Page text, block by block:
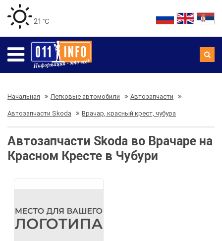
21 ℃
Начальная Легковые автомобили Автозапчасти
Автозапчасти Skoda Врачар, красный крест, чубура
Автозапчасти Skoda во Врачаре на
Красном Кресте в Чубури